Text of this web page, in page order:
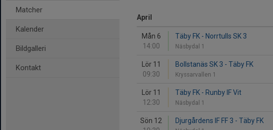
Matcher
Kalender
Bildgalleri
Kontakt
April
Mån 6
14:00
Täby FK - Norrtulls SK 3
Näsbydal 1
Lör 11
09:30
Bollstanäs SK 3 - Täby FK
Kryssarvallen 1
Lör 11
12:30
Täby FK - Runby IF Vit
Näsbydal 1
Sön 12
Djurgårdens IF FF 3 - Täby FK